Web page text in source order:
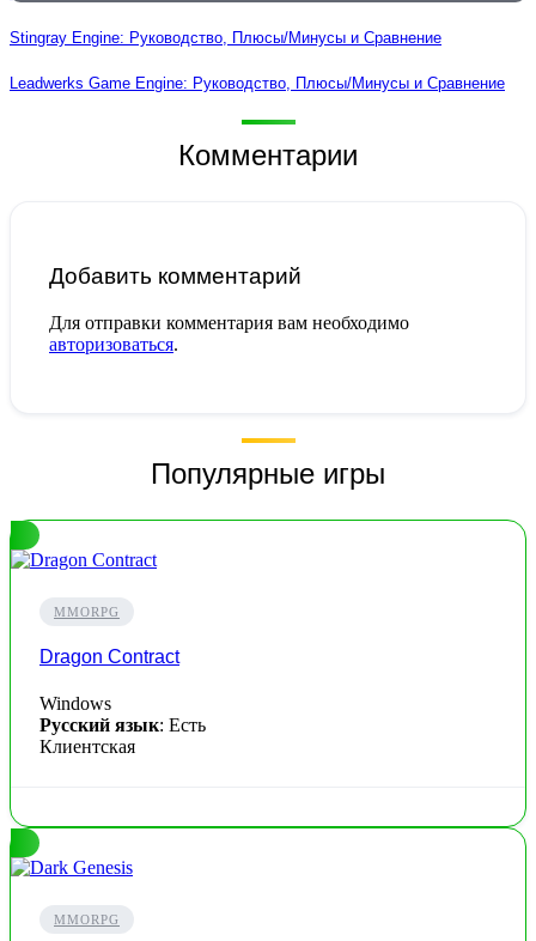
Stingray Engine: Руководство, Плюсы/Минусы и Сравнение
Leadwerks Game Engine: Руководство, Плюсы/Минусы и Сравнение
Комментарии
Добавить комментарий
Для отправки комментария вам необходимо
авторизоваться.
Популярные игры
MMORPG
Dragon Contract
Windows
Русский язык: Есть
Клиентская
MMORPG